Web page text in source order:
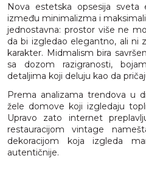
Nova estetska opsesija sveta
između minimalizma i
jednostavna: prostor više ne
da bi izgledao elegantno, ali ni
karakter. Midmalism bira
sa dozom razigranosti,
detaljima koji deluju kao da
Prema analizama trendova u
žele domove koji izgledaju
Upravo zato internet
restauracijom vintage
dekoracijom koja izgleda
autentičnije.